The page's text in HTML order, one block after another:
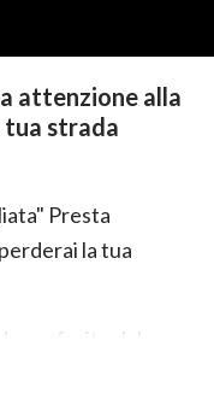
attenzione alla
tua strada
Presta
la tua
proferite dal
la verità.